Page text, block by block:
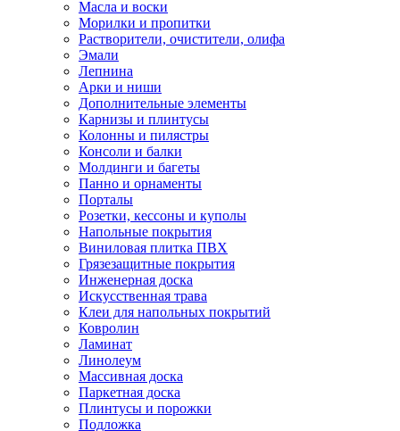
Масла и воски
Морилки и пропитки
Растворители, очистители, олифа
Эмали
Лепнина
Арки и ниши
Дополнительные элементы
Карнизы и плинтусы
Колонны и пилястры
Консоли и балки
Молдинги и багеты
Панно и орнаменты
Порталы
Розетки, кессоны и куполы
Напольные покрытия
Виниловая плитка ПВХ
Грязезащитные покрытия
Инженерная доска
Искусственная трава
Клеи для напольных покрытий
Ковролин
Ламинат
Линолеум
Массивная доска
Паркетная доска
Плинтусы и порожки
Подложка